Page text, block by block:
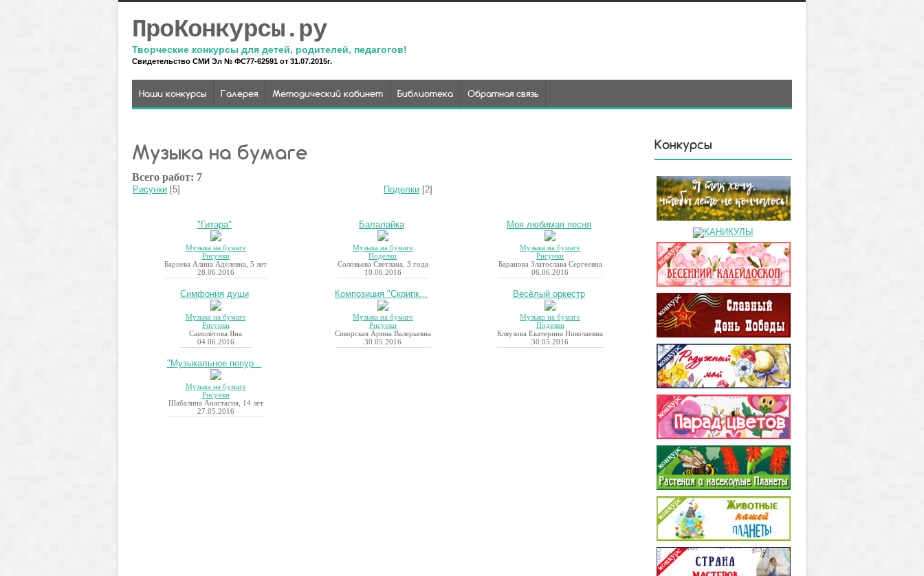
ПроКонкурсы.ру
Творческие конкурсы для детей, родителей, педагогов!
Свидетельство СМИ Эл № ФС77-62591 от 31.07.2015г.
Наши конкурсы Галерея Методический кабинет Библиотека Обратная связь
Музыка на бумаге
Всего работ: 7
Рисунки [5] Поделки [2]
"Гитара"
Музыка на бумаге
Рисунки
Бариева Алина Аделевна, 5 лет
28.06.2016
Балалайка
Музыка на бумаге
Поделки
Соловьева Светлана, 3 года
10.06.2016
Моя любимая песня
Музыка на бумаге
Рисунки
Баранова Златослава Сергеевна
06.06.2016
Симфония души
Музыка на бумаге
Рисунки
Самолётова Яна
04.06.2016
Композиция "Скрипк...
Музыка на бумаге
Рисунки
Сикорская Арина Валерьевна
30.05.2016
Весёлый оркестр
Музыка на бумаге
Поделки
Кляузова Екатерина Николаевна
30.05.2016
"Музыкальное попур...
Музыка на бумаге
Рисунки
Шабалина Анастасия, 14 лет
27.05.2016
Конкурсы